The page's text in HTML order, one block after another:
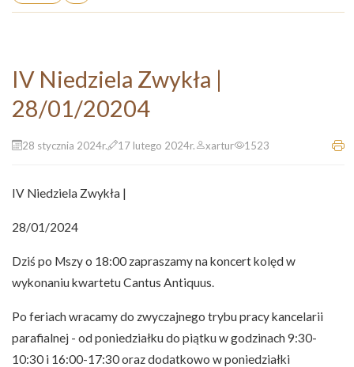
IV Niedziela Zwykła |
28/01/20204
28 stycznia 2024r. 17 lutego 2024r. xartur 1523
IV Niedziela Zwykła |
28/01/2024
Dziś po Mszy o 18:00 zapraszamy na koncert kolęd w
wykonaniu kwartetu Cantus Antiquus.
Po feriach wracamy do zwyczajnego trybu pracy kancelarii
parafialnej - od poniedziałku do piątku w godzinach 9:30-
10:30 i 16:00-17:30 oraz dodatkowo w poniedziałki